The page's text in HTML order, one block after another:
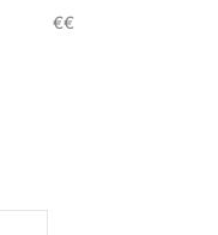
€€